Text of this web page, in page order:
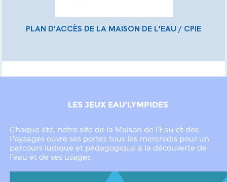
PLAN D'ACCÈS DE LA MAISON DE L'EAU / CPIE
LES JEUX EAU'LYMPIDES
Chaque été, notre site de la Maison de l’Eau et des
Paysages ouvre ses portes tous les mercredis pour un
parcours ludique et pédagogique à la découverte de
l’eau et de ses usages.